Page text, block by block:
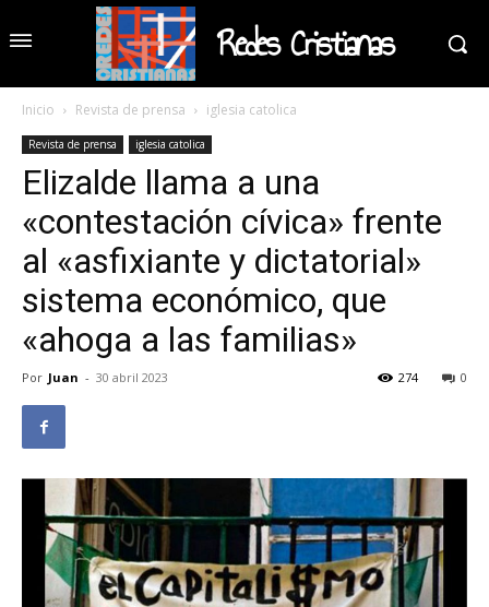
Redes Cristianas
Inicio Revista de prensa iglesia catolica
Revista de prensa iglesia catolica
Elizalde llama a una
«contestación cívica» frente
al «asfixiante y dictatorial»
sistema económico, que
«ahoga a las familias»
Por Juan - 30 abril 2023 0
274